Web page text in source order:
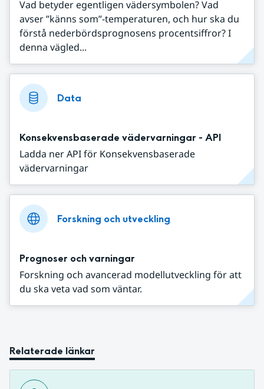
Vad betyder egentligen vädersymbolen? Vad
avser ”känns som”-temperaturen, och hur ska du
förstå nederbördsprognosens procentsiffror? I
denna vägled...
Data
Konsekvensbaserade vädervarningar - API
Ladda ner API för Konsekvensbaserade
vädervarningar
Forskning och utveckling
Prognoser och varningar
Forskning och avancerad modellutveckling för att
du ska veta vad som väntar.
Relaterade länkar